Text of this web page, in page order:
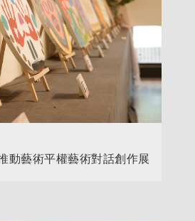
動藝術平權藝術對話創作展